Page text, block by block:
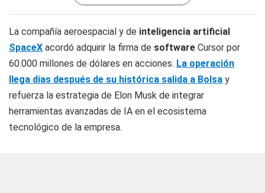
La compañía aeroespacial y de inteligencia artificial
SpaceX acordó adquirir la firma de software Cursor por
60.000 millones de dólares en acciones. La operación
llega días después de su histórica salida a Bolsa y
refuerza la estrategia de Elon Musk de integrar
herramientas avanzadas de IA en el ecosistema
tecnológico de la empresa.